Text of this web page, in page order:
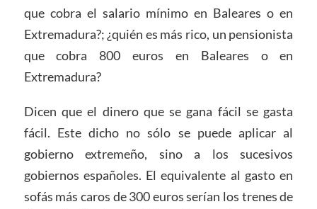
que cobra el salario mínimo en Baleares o en
Extremadura?; ¿quién es más rico, un pensionista
que cobra 800 euros en Baleares o en
Extremadura?
Dicen que el dinero que se gana fácil se gasta
fácil. Este dicho no sólo se puede aplicar al
gobierno extremeño, sino a los sucesivos
gobiernos españoles. El equivalente al gasto en
sofás más caros de 300 euros serían los trenes de